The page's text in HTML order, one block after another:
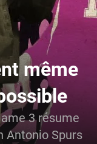
même
3 résume
Antonio Spurs